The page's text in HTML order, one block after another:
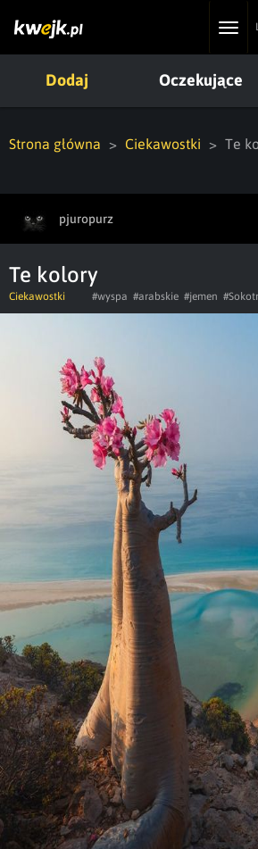
Dodaj Oczekujące
Strona główna Ciekawostki Te
pjuropurz
Te kolory
Ciekawostki #wyspa #arabskie #jemen